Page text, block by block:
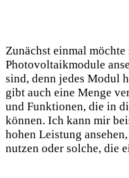
Zunächst einmal
Photovoltaikmodule
sind, denn jedes Modul
gibt auch eine Menge
und Funktionen, die in
können. Ich kann mir
hohen Leistung
nutzen oder solche, die